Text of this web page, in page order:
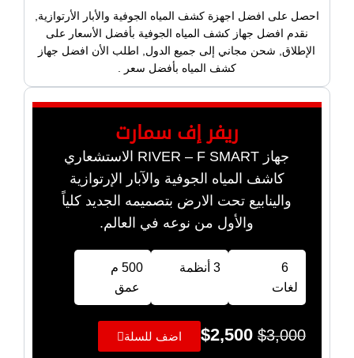
احصل على افضل اجهزة كشف المياه الجوفية والأبار الأرتوازية,
نقدم افضل جهاز كشف المياه الجوفية بأفضل الأسعار على
الإطلاق, شحن مجاني إلى جميع الدول, اطلب الأن افضل جهاز
كشف المياه بأفضل سعر .
ريفر إف سمارت
جهاز RIVER – F SMART الاستشعاري
كاشف المياه الجوفية والآبار الإرتوازية
والينابيع تحت الارض بتصميمه الجديد كلياً
والأول من نوعه في العالم.
6
لغات
3 أنظمة
500 م
عمق
$3,000
$2,500 اضف للسلة